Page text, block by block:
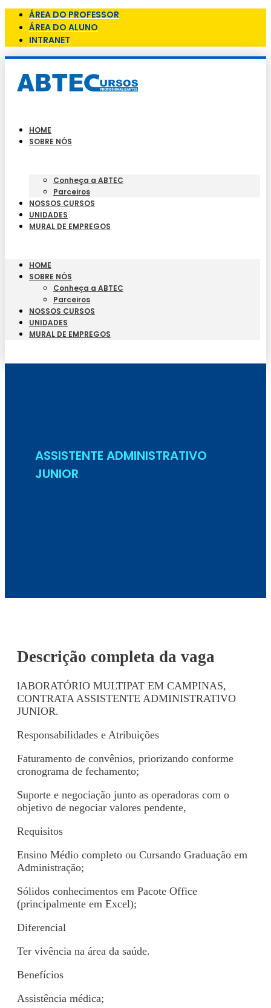
ÁREA DO PROFESSOR
ÁREA DO ALUNO
INTRANET
HOME
SOBRE NÓS
Conheça a ABTEC
Parceiros
NOSSOS CURSOS
UNIDADES
MURAL DE EMPREGOS
HOME
SOBRE NÓS
Conheça a ABTEC
Parceiros
NOSSOS CURSOS
UNIDADES
MURAL DE EMPREGOS
ASSISTENTE ADMINISTRATIVO
JUNIOR
Descrição completa da vaga
lABORATÓRIO MULTIPAT EM CAMPINAS,
CONTRATA ASSISTENTE ADMINISTRATIVO
JUNIOR.
Responsabilidades e Atribuições
Faturamento de convênios, priorizando conforme
cronograma de fechamento;
Suporte e negociação junto as operadoras com o
objetivo de negociar valores pendente,
Requisitos
Ensino Médio completo ou Cursando Graduação em
Administração;
Sólidos conhecimentos em Pacote Office
(principalmente em Excel);
Diferencial
Ter vivência na área da saúde.
Benefícios
Assistência médica;